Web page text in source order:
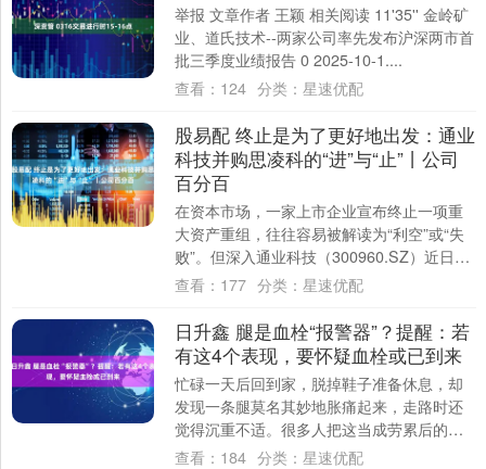
举报 文章作者 王颖 相关阅读 11'35'' 金岭矿
业、道氏技术--两家公司率先发布沪深两市首
批三季度业绩报告 0 2025-10-1....
查看： 124 分类： 星速优配
股易配 终止是为了更好地出发：通业
科技并购思凌科的“进”与“止”丨公司
百分百
在资本市场，一家上市企业宣布终止一项重
大资产重组，往往容易被解读为“利空”或“失
败”。但深入通业科技（300960.SZ）近日披
露的终止收购北京思凌科的交易细节....
查看： 177 分类： 星速优配
日升鑫 腿是血栓“报警器”？提醒：若
有这4个表现，要怀疑血栓或已到来
忙碌一天后回到家，脱掉鞋子准备休息，却
发现一条腿莫名其妙地胀痛起来，走路时还
觉得沉重不适。很多人把这当成劳累后的正
常反应，揉揉按按就过去了。 如果这种感觉
查看： 184 分类： 星速优配